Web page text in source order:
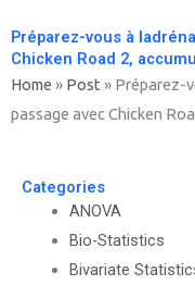
Préparez-vous à
Chicken Road 2,
Home » Post » Préparez-
passage avec Chicken
Categories
ANOVA
Bio-Statistics
Bivariate